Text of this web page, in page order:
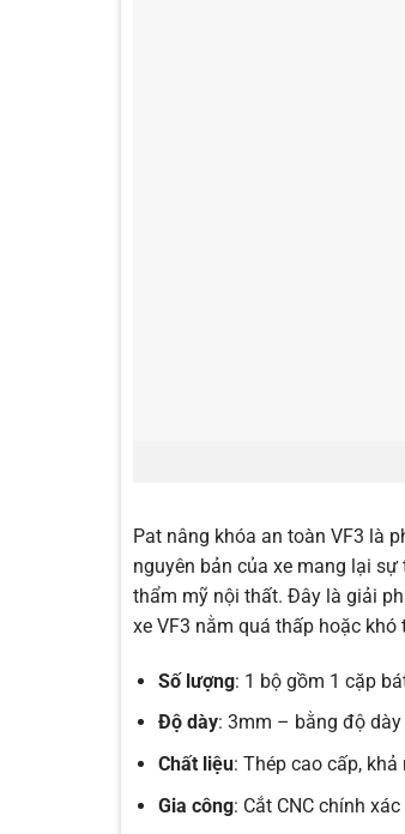
Pat nâng khóa an toàn VF3 là
nguyên bản của xe mang lại
thẩm mỹ nội thất. Đây là giải
xe VF3 nằm quá thấp hoặc khó
Số lượng: 1 bộ gồm 1 cặp
Độ dày: 3mm – bằng độ
Chất liệu: Thép cao cấp,
Gia công: Cắt CNC chính